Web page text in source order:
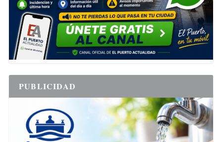
PUBLICIDAD